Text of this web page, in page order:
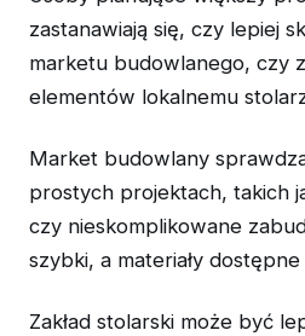
zastanawiają się, czy lepiej
marketu budowlanego, czy
elementów lokalnemu
Market budowlany
prostych projektach, takich
czy nieskomplikowane
szybki, a materiały
Zakład stolarski może być